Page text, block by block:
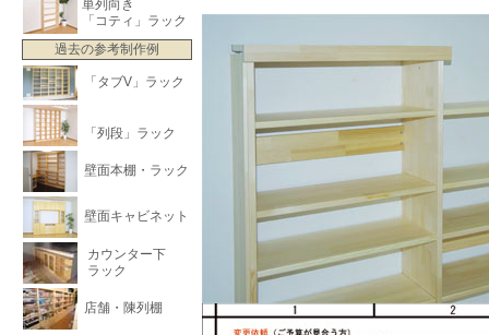
単列向き
「コティ」ラック
過去の参考制作例
「タブV」ラック
「列段」ラック
壁面本棚・ラック
壁面キャビネット
カウンター下
ラック
店舗・陳列棚